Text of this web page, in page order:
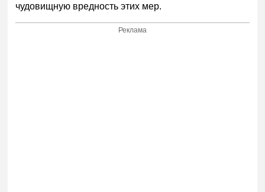
чудовищную вредность этих мер.
Реклама